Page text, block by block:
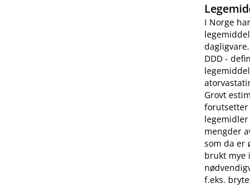
I Norge
DDD -
Grovt
forutsetter
mengder
som da er
brukt mye
f.eks.